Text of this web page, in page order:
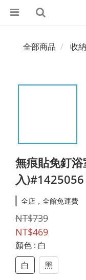
全部商品 收
無痕貼免釘
入)#1425056
全店，全館免運費
NT$739
NT$469
顏色 : 白
白
黑